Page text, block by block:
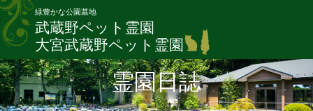
緑豊かな公園墓地
武蔵野ペット霊園
大宮武蔵野ペット霊園
霊園日誌